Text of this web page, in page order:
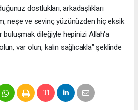
dostlukları, arkadaşlıkları
neşe ve sevinç yüzünüzden hiç eksik
buluşmak dileğiyle hepinizi Allah'a
var olun, kalın sağlıcakla" şeklinde